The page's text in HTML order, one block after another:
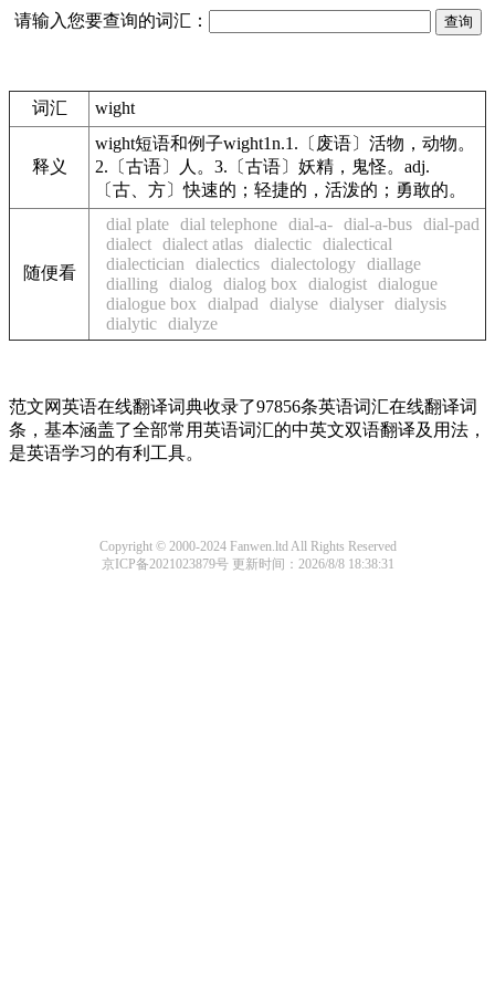
请输入您要查询的词汇：
词汇 wight
释义
wight短语和例子wight1n.1.〔废语〕活物，动物。
2.〔古语〕人。3.〔古语〕妖精，鬼怪。adj.
〔古、方〕快速的；轻捷的，活泼的；勇敢的。
随便看
dial plate dial telephone dial-a- dial-a-bus dial-pad
dialect dialect atlas dialectic dialectical
dialectician
dialectics dialectology diallage
dialling
dialog dialog box dialogist dialogue
dialogue box
dialpad dialyse dialyser dialysis
dialytic dialyze
范文网英语在线翻译词典收录了97856条英语词汇在线翻译词
条，基本涵盖了全部常用英语词汇的中英文双语翻译及用法，
是英语学习的有利工具。
Copyright © 2000-2024 Fanwen.ltd All Rights Reserved
京ICP备2021023879号更新时间：2026/8/8 18:38:31